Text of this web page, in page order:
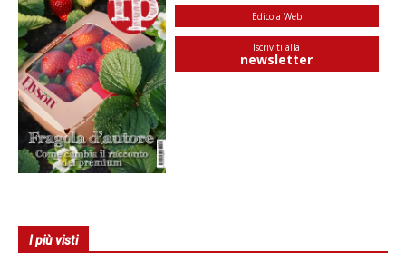
Edicola Web
Iscriviti alla
newsletter
I più visti